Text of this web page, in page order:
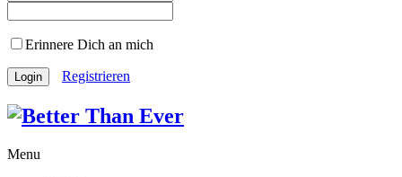
Erinnere Dich an mich
Registrieren
Menu